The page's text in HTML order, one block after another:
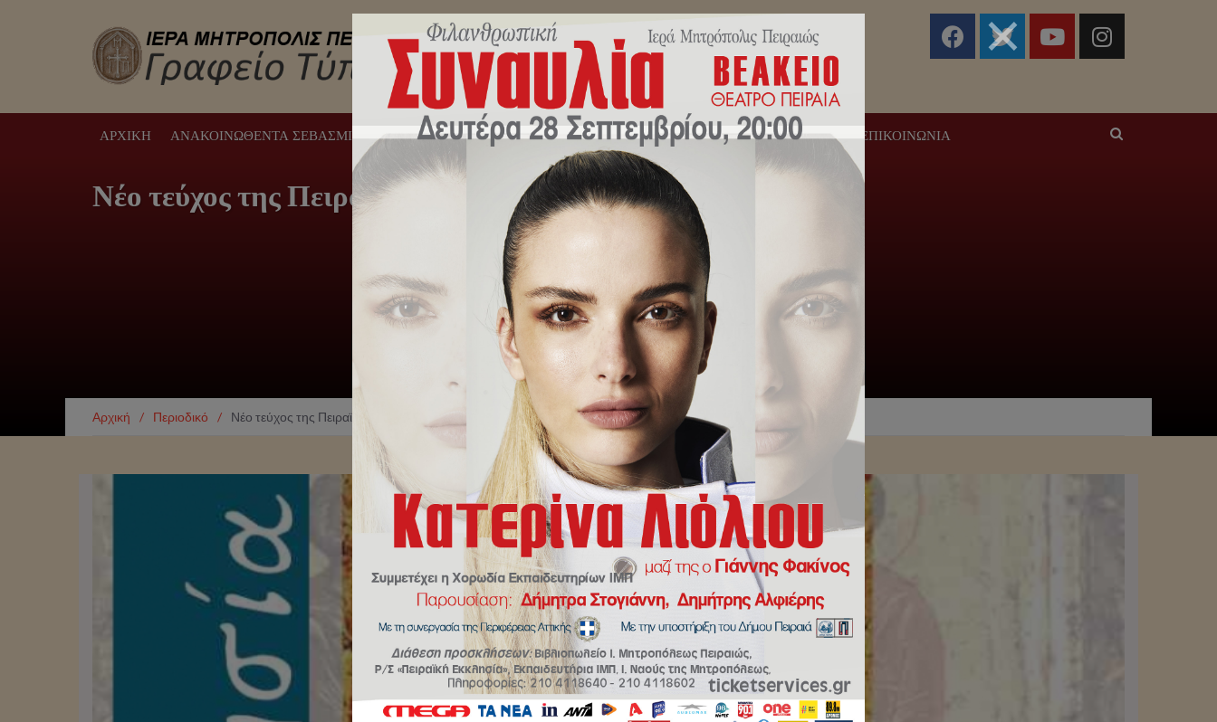
ΑΡΧΙΚΉ ΑΝΑΚΟΙΝΩΘΈΝΤΑ ΣΕΒΑΣΜΙΩΤΆΤΟΥ ΜΗΝΎΜΑΤΑ ΣΕΒΑΣΜΙΩΤΆΤΟΥ ΔΕΛΤΊΑ ΤΎΠΟΥ ΕΚΔΗΛΏΣΕΙΣ ΕΠΙΚΟΙΝΩΝΊΑ
Νέο τεύχος της Πειραϊκής Εκκλησίας (Φεβρουάριος 2016)
Αρχική / Περιοδικό / Νέο τεύχος της Πειραϊκής Εκκλησίας (Φεβρουάριος 2016)